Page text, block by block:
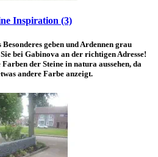
Inspiration (3)
geben und Ardennen grau
bei Gabinova an der richtigen Adresse!
der Steine in natura aussehen, da
andere Farbe anzeigt.